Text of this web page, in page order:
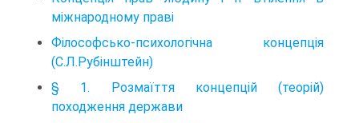
міжнародному праві
Філософсько-психологічна концепція
(С.Л.Рубінштейн)
§ 1. Розмаїття концепцій (теорій)
походження держави